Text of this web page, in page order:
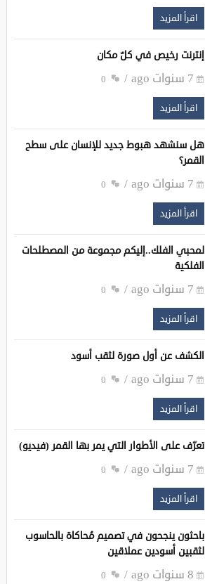
اقرأ المزيد
إنترنت رخيص في كلّ مكان
7 سنوات ago 0
اقرأ المزيد
هل سنشهد هبوط جديد للإنسان على سطح
القمر؟
7 سنوات ago 0
اقرأ المزيد
لمحبي الفلك..إليكم مجموعة من المصطلحات
الفلكية
7 سنوات ago 0
اقرأ المزيد
الكشف عن أول صورة لثقب أسود
7 سنوات ago 0
اقرأ المزيد
تعرّف على الأطوار التي يمر بها القمر (فيديو)
7 سنوات ago 0
اقرأ المزيد
باحثون ينجحون في تصميم مُحاكاة بالحاسوب
لثقبين أسودين عملاقين
8 سنوات ago 0